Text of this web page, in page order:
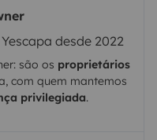
desde 2022
são os proprietários
, com quem mantemos
privilegiada.